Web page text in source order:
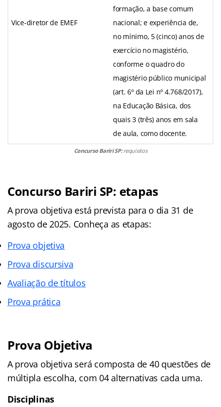
Vice-diretor de EMEF
formação, a base comum
nacional; e experiência de,
no mínimo, 5 (cinco) anos de
exercício no magistério,
conforme o quadro do
magistério público municipal
(art. 6º da Lei nº 4.768/2017),
na Educação Básica, dos
quais 3 (três) anos em sala
de aula, como docente.
Concurso Bariri SP:requisitos
Concurso Bariri SP: etapas
A prova objetiva está prevista para o dia 31 de
agosto de 2025. Conheça as etapas:
Prova objetiva
Prova discursiva
Avaliação de títulos
Prova prática
Prova Objetiva
A prova objetiva será composta de 40 questões de
múltipla escolha, com 04 alternativas cada uma.
Disciplinas